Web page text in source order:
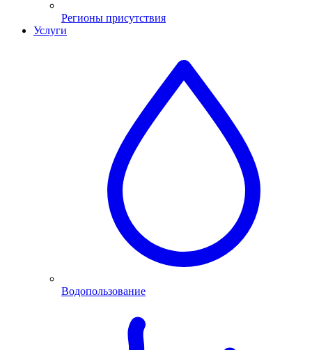
Регионы присутствия
Услуги
Водопользование